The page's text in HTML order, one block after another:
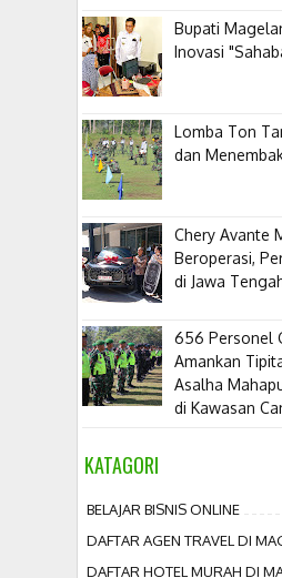
Bupati
Inovasi
Lomba Ton
dan
​Chery Avante
Beroperasi,
di Jawa
656 Personel
Amankan
Asalha
di Kawasan
KATAGORI
BELAJAR BISNIS ONLINE
DAFTAR AGEN TRAVEL DI
DAFTAR HOTEL MURAH DI